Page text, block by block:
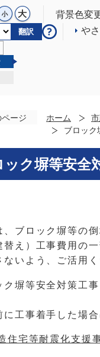
背景色変
翻訳 や
ージ ホーム
ブロック
ック塀等安全
、ブロック塀等の
替え）工事費用の
ないよう、ご活用く
ク塀等安全対策工
に工事着手した場
住宅等耐震化支援